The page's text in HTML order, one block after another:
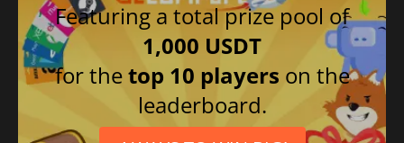
Featuring a total prize pool of
1,000 USDT
for thetop 10 players on the
leaderboard.